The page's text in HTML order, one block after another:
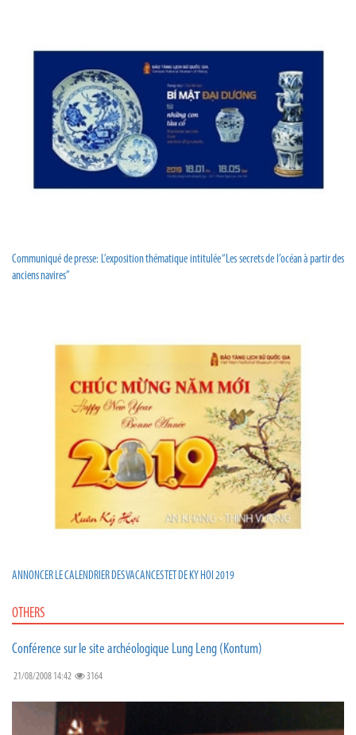
Communiqué de presse: L’exposition thématique intitulée “Les secrets de l’océan à partir des
anciens navires”
ANNONCER LE CALENDRIER DES VACANCES TET DE KY HOI 2019
OTHERS
Conférence sur le site archéologique Lung Leng (Kontum)
21/08/2008 14:42 3164